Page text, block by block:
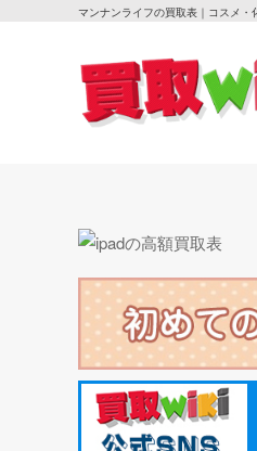
マンナンライフの買取表｜コスメ・